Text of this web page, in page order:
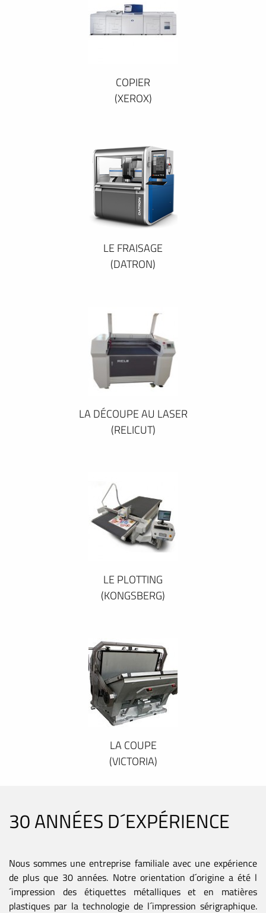
COPIER
(XEROX)
LE FRAISAGE
(DATRON)
LA DÉCOUPE AU LASER
(RELICUT)
LE PLOTTING
(KONGSBERG)
LA COUPE
(VICTORIA)
30 ANNÉES D´EXPÉRIENCE
Nous sommes une entreprise familiale avec une expérience
de plus que 30 années. Notre orientation d´origine a été l
´impression des étiquettes métalliques et en matières
plastiques par la technologie de l´impression sérigraphique.